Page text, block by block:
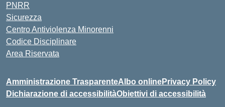
PNRR
Sicurezza
Centro Antiviolenza Minorenni
Codice Disciplinare
Area Riservata
Amministrazione TrasparenteAlbo onlinePrivacy Policy
Dichiarazione di accessibilitàObiettivi di accessibilità